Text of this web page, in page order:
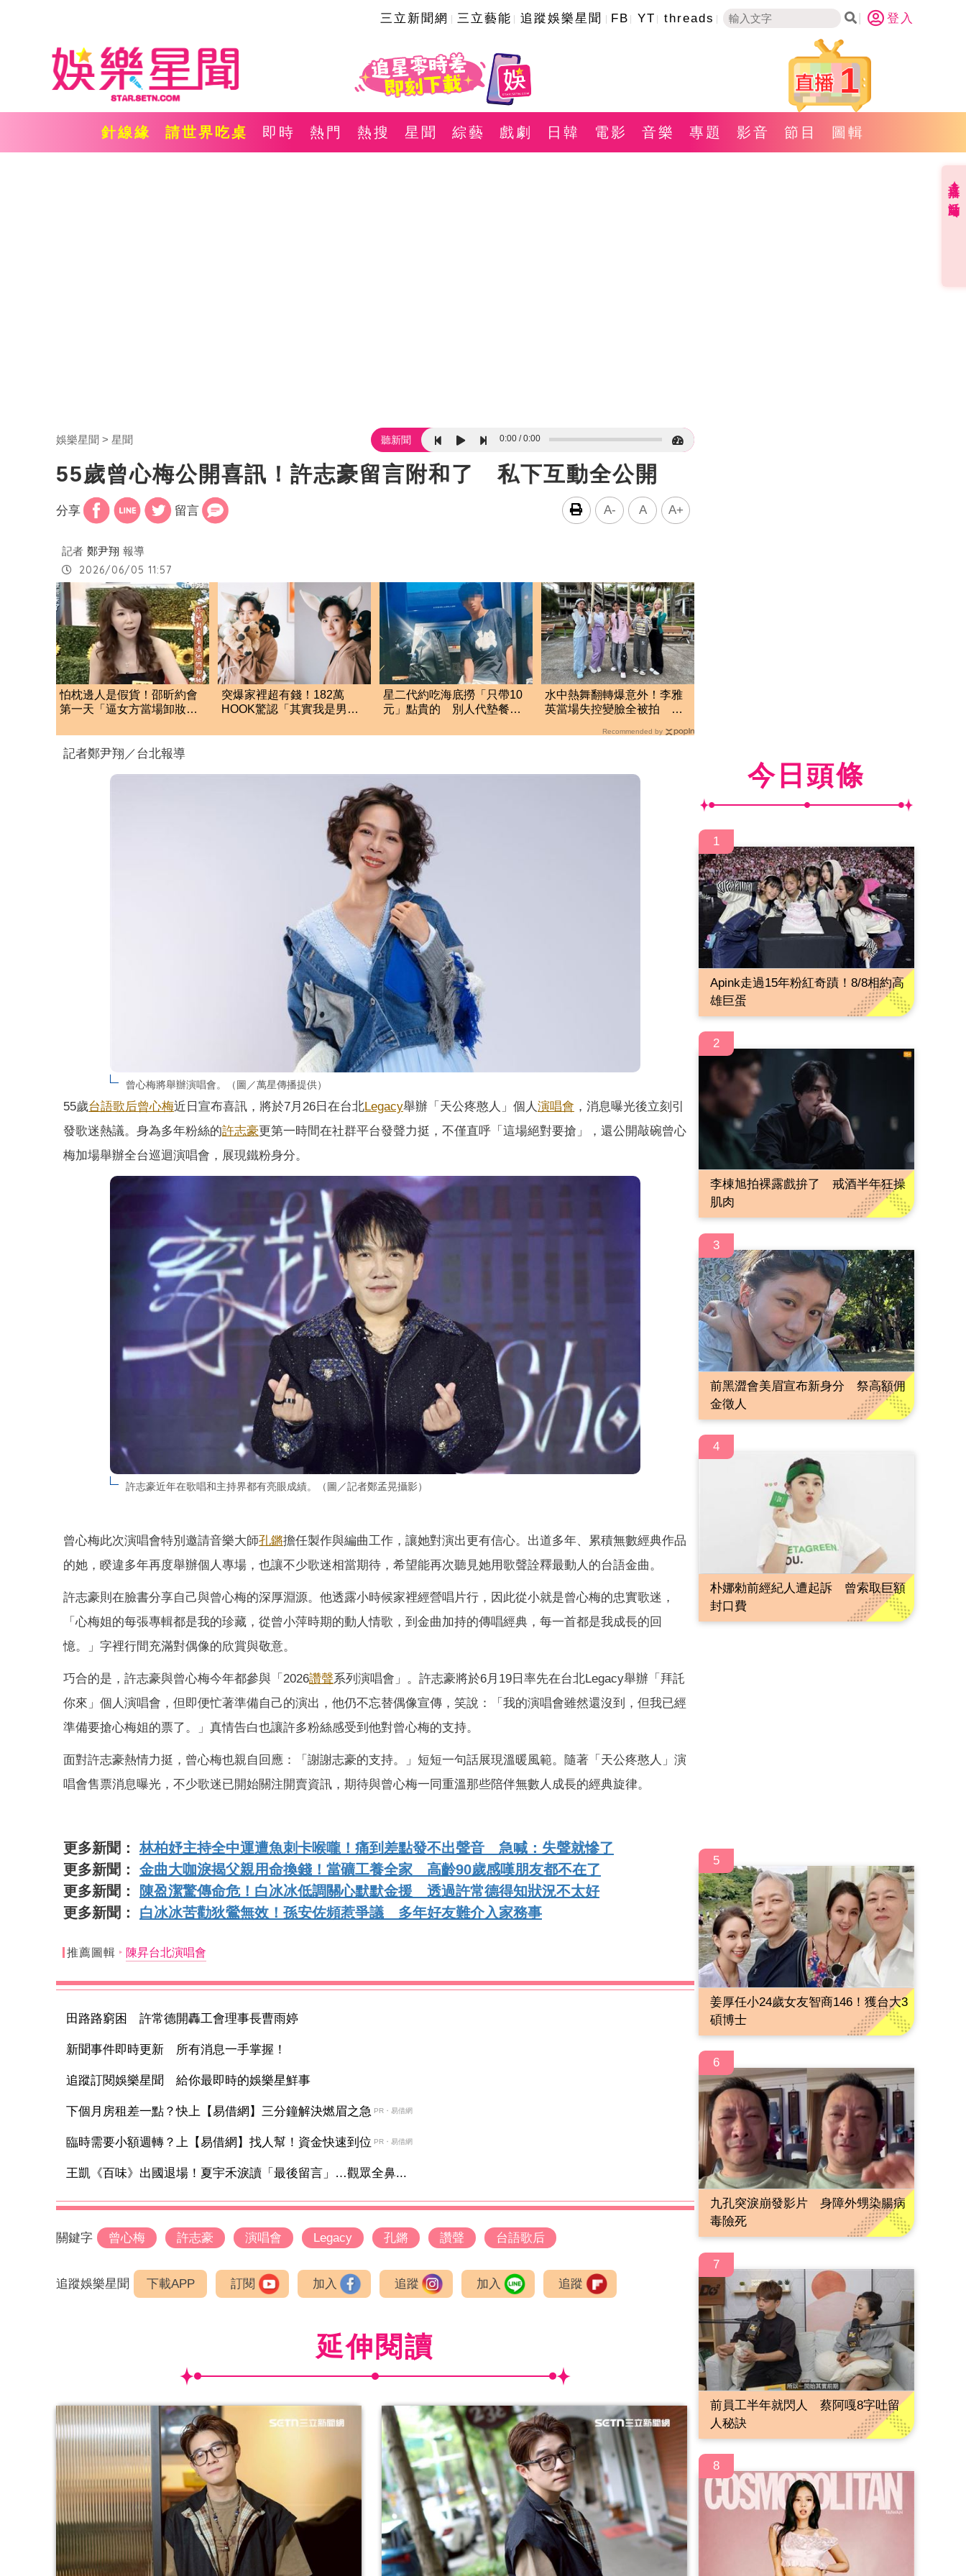
三立新聞網 三立藝能 追蹤娛樂星聞 FB YT threads 登入
1
針線緣 請世界吃桌 即時 熱門 熱搜 星聞 綜藝 戲劇 日韓 電影 音樂 專題 影音 節目 圖輯
娛樂星聞 星聞 聽新聞 0:00 0:00
55歲曾心梅公開喜訊！許志豪留言附和了 私下互動全公開
分享 留言 A- A A+
記者 鄭尹翔 報導
2026/06/05 11:57
怕枕邊人是假貨！邵昕約會
第一天「逼女方當場卸妝」
突爆家裡超有錢！182萬
HOOK驚認「其實我是男
星二代約吃海底撈「只帶10
元」點貴的 別人代墊餐費
水中熱舞翻轉爆意外！李雅
英當場失控變臉全被拍
Recommended by
記者鄭尹翔／台北報導
曾心梅將舉辦演唱會。（圖／萬星傳播提供）
55歲台語歌后曾心梅近日宣布喜訊，將於7月26日在台北Legacy舉辦「天公疼憨人」個人演唱會 ，消息曝光後立刻引
發歌迷熱議。身為多年粉絲的許志豪更第一時間在社群平台發聲力挺，不僅直呼「這場絕對要搶」，還公開敲碗曾心
梅加場舉辦全台巡迴演唱會，展現鐵粉身分。
許志豪近年在歌唱和主持界都有亮眼成績。（圖／記者鄭孟晃攝影）
曾心梅此次演唱會特別邀請音樂大師孔鏘擔任製作與編曲工作，讓她對演出更有信心。出道多年、累積無數經典作品
的她，睽違多年再度舉辦個人專場，也讓不少歌迷相當期待，希望能再次聽見她用歌聲詮釋最動人的台語金曲。
許志豪則在臉書分享自己與曾心梅的深厚淵源。他透露小時候家裡經營唱片行，因此從小就是曾心梅的忠實歌迷，
「心梅姐的每張專輯都是我的珍藏，從曾小萍時期的動人情歌，到金曲加持的傳唱經典，每一首都是我成長的回
憶。」字裡行間充滿對偶像的欣賞與敬意。
巧合的是，許志豪與曾心梅今年都參與「2026讚聲系列演唱會」。許志豪將於6月19日率先在台北Legacy舉辦「拜託
你來」個人演唱會，但即便忙著準備自己的演出，他仍不忘替偶像宣傳，笑說：「我的演唱會雖然還沒到，但我已經
準備要搶心梅姐的票了。」真情告白也讓許多粉絲感受到他對曾心梅的支持。
面對許志豪熱情力挺，曾心梅也親自回應：「謝謝志豪的支持。」短短一句話展現溫暖風範。隨著「天公疼憨人」演
唱會售票消息曝光，不少歌迷已開始關注開賣資訊，期待與曾心梅一同重溫那些陪伴無數人成長的經典旋律。
更多新聞：林柏妤主持全中運遭魚刺卡喉嚨！痛到差點發不出聲音 急喊：失聲就慘了
更多新聞： 金曲大咖淚揭父親用命換錢！當礦工養全家 高齡90歲感嘆朋友都不在了
更多新聞：
陳盈潔驚傳命危！白冰冰低調關心默默金援 透過許常德得知狀況不太好
更多新聞： 白冰冰苦勸狄鶯無效！孫安佐頻惹爭議 多年好友難介入家務事
推薦圖輯 陳昇台北演唱會
田路路窮困 許常德開轟工會理事長曹雨婷
新聞事件即時更新 所有消息一手掌握！
追蹤訂閱娛樂星聞 給你最即時的娛樂星鮮事
下個月房租差一點？快上【易借網】三分鐘解決燃眉之急 PR・易借網
臨時需要小額週轉？上【易借網】找人幫！資金快速到位 PR・易借網
王凱《百味》出國退場！夏宇禾淚讀「最後留言」…觀眾全鼻...
關鍵字 曾心梅 許志豪 演唱會 Legacy 孔鏘 讚聲 台語歌后
追蹤娛樂星聞 下載APP 訂閱 加入 追蹤 加入 追蹤
延伸閱讀
今日頭條
1
Apink走過15年粉紅奇蹟！8/8相約高
雄巨蛋
2
李棟旭拍裸露戲拚了 戒酒半年狂操
肌肉
3
前黑澀會美眉宣布新身分 祭高額佣
金徵人
4
朴娜勑前經紀人遭起訴 曾索取巨額
封口費
5
姜厚任小24歲女友智商146！獲台大3
碩博士
6
九孔突淚崩發影片 身障外甥染腸病
毒險死
7
前員工半年就閃人 蔡阿嘎8字吐留
人秘訣
8
直播✦活動